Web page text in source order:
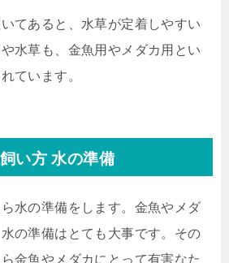
てあると、水草が定着しやすい
水草も、金魚用やメダカ用とい
ています。
い方 水の準備
水の準備をします。金魚やメダ
の準備はとても大事です。その
金魚やメダカにとって有害なた